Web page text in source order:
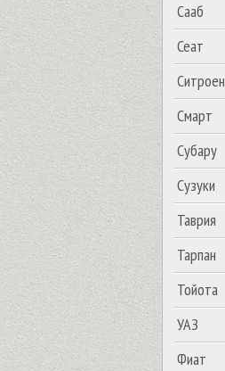
Сааб
Сеат
Ситроен
Смарт
Субару
Сузуки
Таврия
Тарпан
Тойота
УАЗ
Фиат